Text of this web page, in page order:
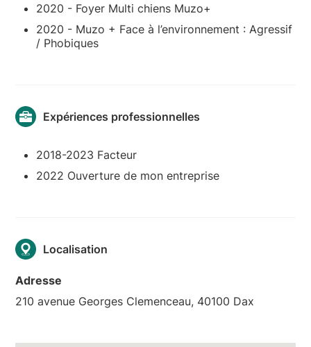
2020 - Foyer Multi chiens Muzo+
2020 - Muzo + Face à l’environnement : Agressif
/ Phobiques
Expériences professionnelles
2018-2023 Facteur
2022 Ouverture de mon entreprise
Localisation
Adresse
210 avenue Georges Clemenceau, 40100 Dax